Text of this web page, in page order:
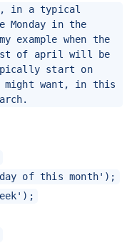
in a typical
Monday in the
example when the
of april will be
start on
might want, in this
of this month');